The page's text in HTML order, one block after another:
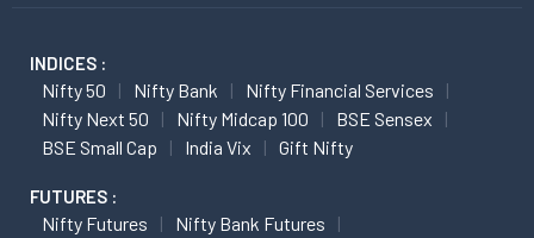
INDICES :
Nifty 50 Nifty Bank
Nifty Financial Services
Nifty Next 50
Nifty Midcap 100
BSE Sensex
BSE Small Cap
India Vix Gift Nifty
FUTURES :
Nifty Futures
Nifty Bank Futures